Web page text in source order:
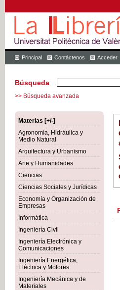
Principal Contáctenos Acceder
Búsqueda
>> Búsqueda avanzada
Materias [+/-]
Agronomía, Hidráulica y
Medio Natural
Arquitectura y Urbanismo
Arte y Humanidades
Ciencias
Ciencias Sociales y Jurídicas
Economía y Organización de
Empresas
Informática
Ingeniería Civil
Ingeniería Electrónica y
Comunicaciones
Ingeniería Energética,
Eléctrica y Motores
Ingeniería Mecánica y de
Materiales